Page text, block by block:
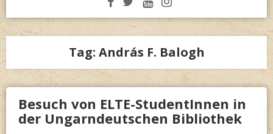
Tag: András F. Balogh
Besuch von ELTE-StudentInnen in
der Ungarndeutschen Bibliothek